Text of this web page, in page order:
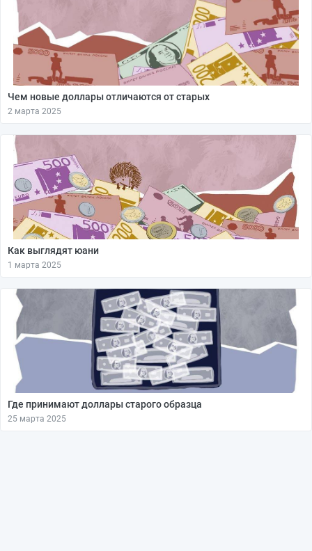
Чем новые доллары отличаются от старых
2 марта 2025
Как выглядят юани
1 марта 2025
Где принимают доллары старого образца
25 марта 2025